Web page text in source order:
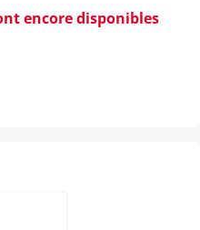
encore disponibles
produit